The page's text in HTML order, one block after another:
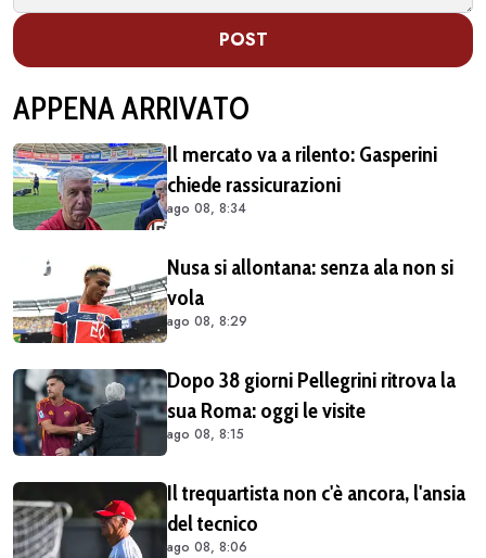
POST
APPENA ARRIVATO
Il mercato va a rilento: Gasperini
chiede rassicurazioni
ago 08, 8:34
Nusa si allontana: senza ala non si
vola
ago 08, 8:29
Dopo 38 giorni Pellegrini ritrova la
sua Roma: oggi le visite
ago 08, 8:15
Il trequartista non c'è ancora, l'ansia
del tecnico
ago 08, 8:06